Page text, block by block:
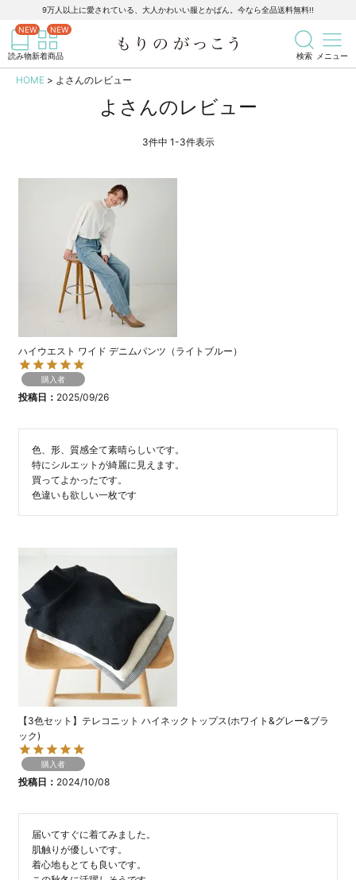
9万人以上に愛されている、大人かわいい服とかばん。今なら全品送料無料!!
読み物新着商品 検索 メニュー
商品を検索 記事を検索
HOME よさんのレビュー
よさんのレビュー
3件中 1-3件表示
ハイウエスト ワイド デニムパンツ（ライトブルー）
購入者
投稿日 2025/09/26
色、形、質感全て素晴らしいです。
特にシルエットが綺麗に見えます。
買ってよかったです。
色違いも欲しい一枚です
【3色セット】テレコニット ハイネックトップス(ホワイト&グレー&ブラ
ック)
購入者
投稿日 2024/10/08
届いてすぐに着てみました。
肌触りが優しいです。
着心地もとても良いです。